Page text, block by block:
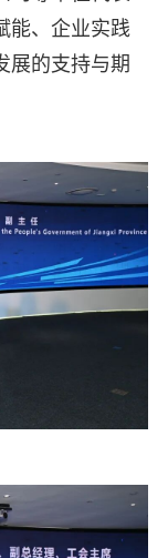
能、企业实践
展的支持与期